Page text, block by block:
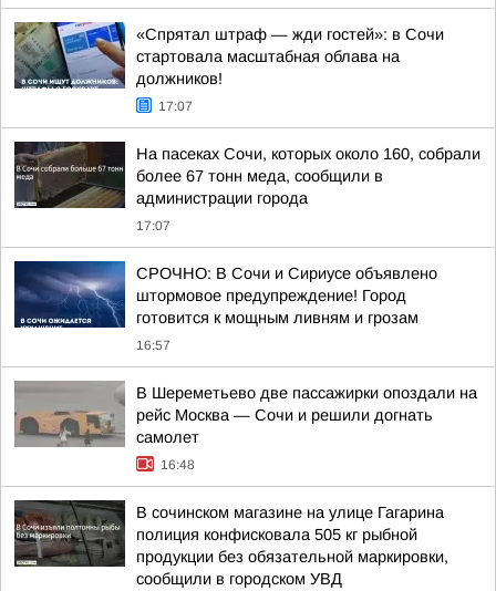
«Спрятал штраф — жди гостей»: в Сочи
стартовала масштабная облава на
должников!
17:07
На пасеках Сочи, которых около 160, собрали
более 67 тонн меда, сообщили в
администрации города
17:07
СРОЧНО: В Сочи и Сириусе объявлено
штормовое предупреждение! Город
готовится к мощным ливням и грозам
16:57
В Шереметьево две пассажирки опоздали на
рейс Москва — Сочи и решили догнать
самолет
16:48
В сочинском магазине на улице Гагарина
полиция конфисковала 505 кг рыбной
продукции без обязательной маркировки,
сообщили в городском УВД